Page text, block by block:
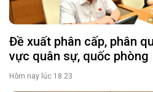
Đề xuất phân cấp, phân
vực quân sự, quốc phòng
Hôm nay lúc 18:23